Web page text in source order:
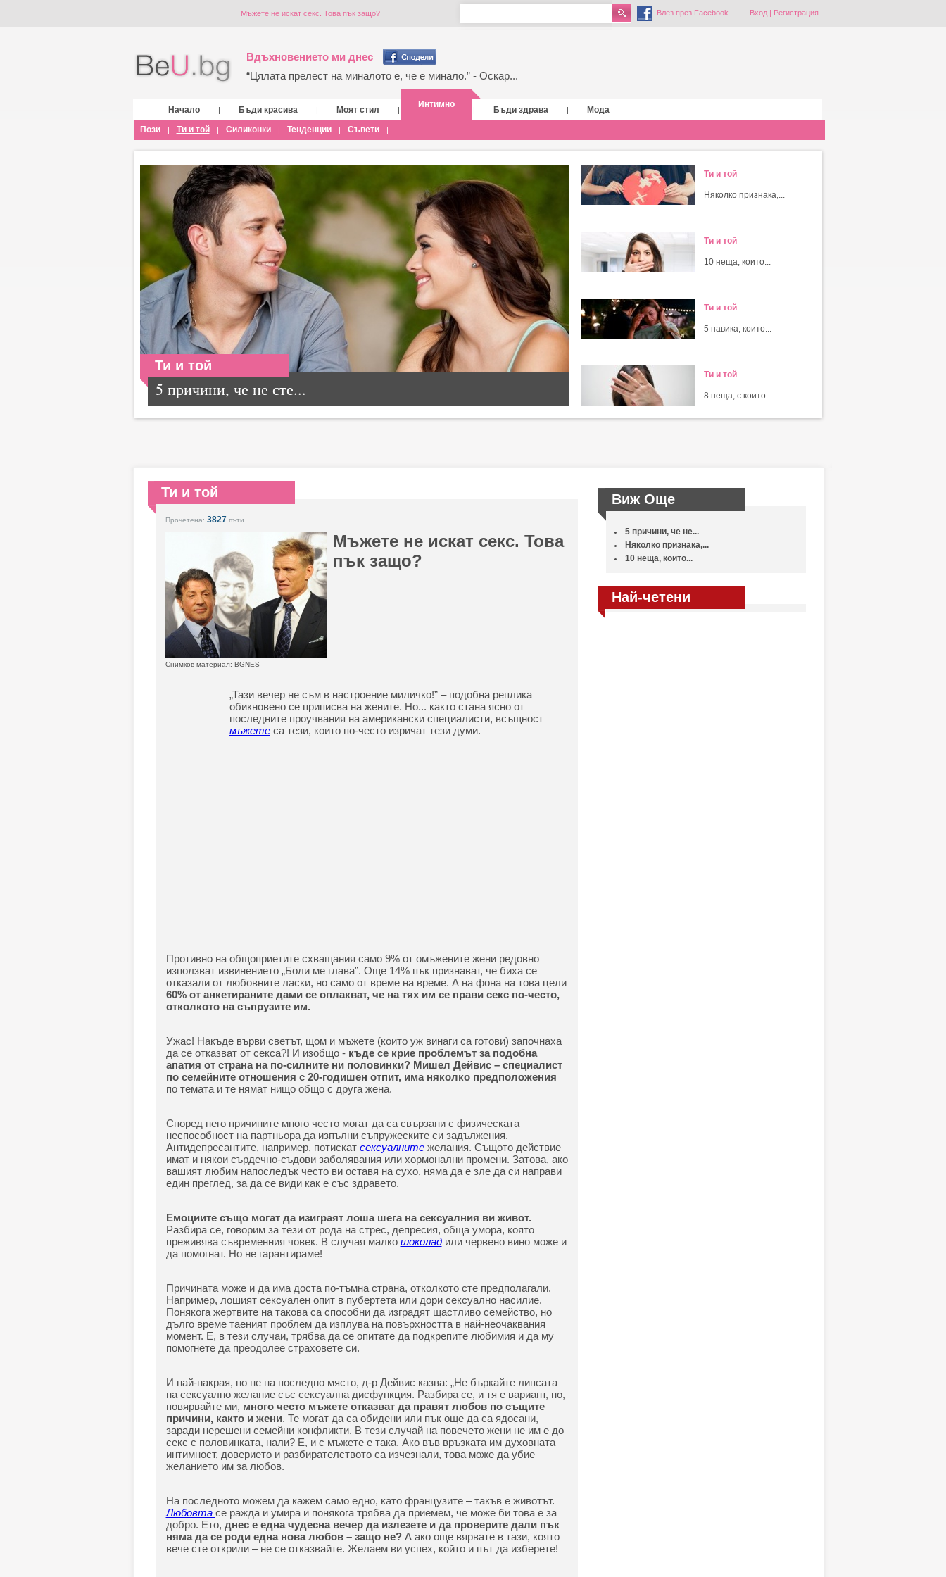
Мъжете не искат секс. Това пък защо? Влез през Facebook Вход| Регистрация
Вдъхновението ми днес
“Цялата прелест на миналото е, че е минало.” - Оскар...
Начало | Бъди красива | Моят стил |
Интимно
| Бъди здрава |
Мода
Пози
| Ти и той | Силиконки | Тенденции | Съвети |
Ти и той
5 причини, че не сте...
Ти и той
Няколко признака,...
Ти и той
10 неща, които...
Ти и той
5 навика, които...
Ти и той
8 неща, с които...
Ти и той
Прочетена: 3827 пъти
Мъжете не искат секс. Това
пък защо?
Снимков материал: BGNES
„Тази вечер не съм в настроение миличко!” – подобна реплика
обикновено се приписва на жените. Но... както стана ясно от
последните проучвания на американски специалисти, всъщност
мъжетеса тези, които по-често изричат тези думи.
Противно на общоприетите схващания само 9% от омъжените жени редовно
използват извинението „Боли ме глава”. Още 14% пък признават, че биха се
отказали от любовните ласки, но само от време на време. А на фона на това цели
60% от анкетираните дами се оплакват, че на тях им се прави секс по-често,
отколкото на съпрузите им.
Ужас! Накъде върви светът, щом и мъжете (които уж винаги са готови) започнаха
да се отказват от секса?! И изобщо -къде се крие проблемът за подобна
апатия от страна на по-силните ни половинки? Мишел Дейвис – специалист
по семейните отношения с 20-годишен отпит, има няколко предположения
по темата и те нямат нищо общо с друга жена.
Според него причините много често могат да са свързани с физическата
неспособност на партньора да изпълни съпружеските си задължения.
Антидепресантите, например, потискат сексуалните желания. Същото действие
имат и някои сърдечно-съдови заболявания или хормонални промени. Затова, ако
вашият любим напоследък често ви оставя на сухо, няма да е зле да си направи
един преглед, за да се види как е със здравето.
Емоциите също могат да изиграят лоша шега на сексуалния ви живот.
Разбира се, говорим за тези от рода на стрес, депресия, обща умора, която
преживява съвременния човек. В случая малко шоколадили червено вино може и
да помогнат. Но не гарантираме!
Причината може и да има доста по-тъмна страна, отколкото сте предполагали.
Например, лошият сексуален опит в пубертета или дори сексуално насилие.
Понякога жертвите на такова са способни да изградят щастливо семейство, но
дълго време таеният проблем да изплува на повърхността в най-неочаквания
момент. Е, в тези случаи, трябва да се опитате да подкрепите любимия и да му
помогнете да преодолее страховете си.
И най-накрая, но не на последно място, д-р Дейвис казва: „Не бъркайте липсата
на сексуално желание със сексуална дисфункция. Разбира се, и тя е вариант, но,
повярвайте ми, много често мъжете отказват да правят любов по същите
причини, както и жени. Те могат да са обидени или пък още да са ядосани,
заради нерешени семейни конфликти. В тези случай на повечето жени не им е до
секс с половинката, нали? Е, и с мъжете е така. Ако във връзката им духовната
интимност, доверието и разбирателството са изчезнали, това може да убие
желанието им за любов.
На последното можем да кажем само едно, като французите – такъв е животът.
Любовта се ражда и умира и понякога трябва да приемем, че може би това е за
добро. Ето, днес е една чудесна вечер да излезете и да проверите дали пък
няма да се роди една нова любов – защо не? А ако още вярвате в тази, която
вече сте открили – не се отказвайте. Желаем ви успех, който и път да изберете!
Виж Още
5 причини, че не...
Няколко признака,...
10 неща, които...
Най-четени